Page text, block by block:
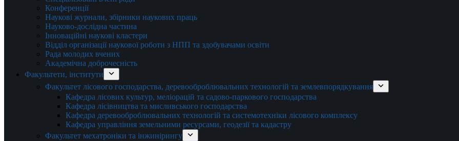
Конференції
Наукові журнали, збірники наукових праць
Науково-дослідна частина
Інноваційні наукові кластери
Відділ організації наукової роботи з НПП та здобувачами освіти
Рада молодих вчених
Академічна доброчесність
Факультети, інститути
Факультет лісового господарства, деревооброблювальних технологій та землевпорядкування
Кафедра лісових культур, меліорацій та садово-паркового господарства
Кафедра лісівництва та мисливського господарства
Кафедра деревооброблювальних технологій та системотехніки лісового комплексу
Кафедра управління земельними ресурсами, геодезії та кадастру
Факультет мехатроніки та інжинірингу